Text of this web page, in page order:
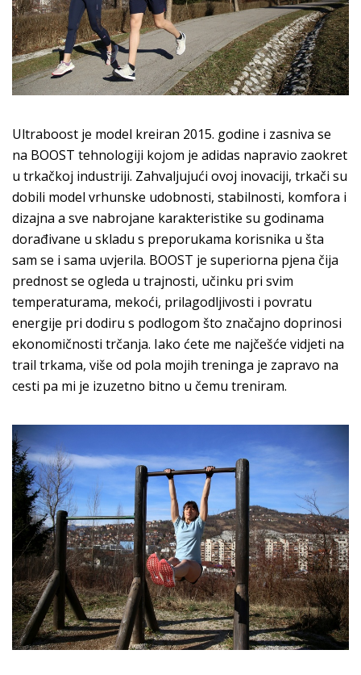
Ultraboost je model kreiran 2015. godine i zasniva se
na BOOST tehnologiji kojom je adidas napravio zaokret
u trkačkoj industriji. Zahvaljujući ovoj inovaciji, trkači su
dobili model vrhunske udobnosti, stabilnosti, komfora i
dizajna a sve nabrojane karakteristike su godinama
dorađivane u skladu s preporukama korisnika u šta
sam se i sama uvjerila. BOOST je superiorna pjena čija
prednost se ogleda u trajnosti, učinku pri svim
temperaturama, mekoći, prilagodljivosti i povratu
energije pri dodiru s podlogom što značajno doprinosi
ekonomičnosti trčanja. Iako ćete me najčešće vidjeti na
trail trkama, više od pola mojih treninga je zapravo na
cesti pa mi je izuzetno bitno u čemu treniram.